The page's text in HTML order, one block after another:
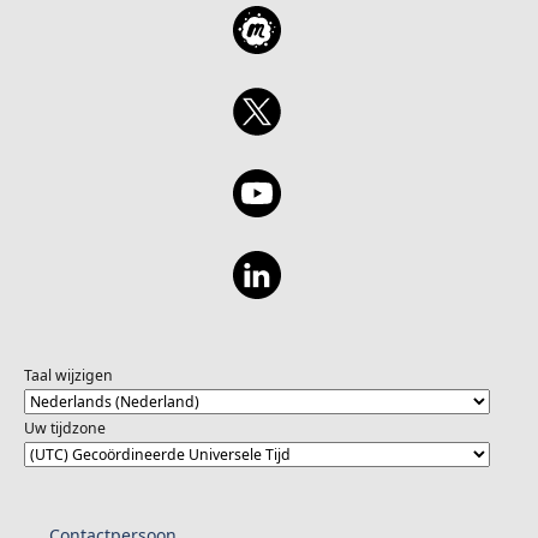
Fliess Dive into the SLMs and their
importance in lightweight, efficient AI
the Phi3 SLM. Learn about compact models
and gain insights into fine-tuning for
tailored applications. 19:45 - 20:15 Session 3:
Fireside Chat - AI in Software Projects
Moderator: Alon Fliess Presenters: ZioNet
Developers Engage in a dynamic discussion
on the challenges and patterns of
integrating AI into projects. Gain inspiration
and practical guidance through real-world
questions for speakers. Closing remarks and
next steps for attendees.
Integration and Deployment: Learn how to
seamlessly integrate and deploy your custom
Practices:Gain insights into best practices
and strategies for optimizing the
project management. Speaker Bio - Shrushti
Shah is a Technical Consultant, Microsoft 365
expert, Microsoft MVP. Social Handle of the
Taal wijzigen
Uw tijdzone